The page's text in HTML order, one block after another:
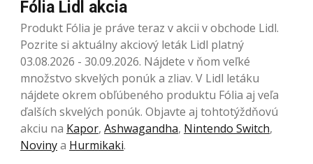
Fólia Lidl akcia
Produkt Fólia je práve teraz v akcii v obchode Lidl.
Pozrite si aktuálny akciový leták Lidl platný
03.08.2026 - 30.09.2026. Nájdete v ňom veľké
množstvo skvelých ponúk a zliav. V Lidl letáku
nájdete okrem obľúbeného produktu Fólia aj veľa
ďalších skvelých ponúk. Objavte aj tohtotýždňovú
akciu na Kapor, Ashwagandha, Nintendo Switch,
Novinya Hurmikaki.